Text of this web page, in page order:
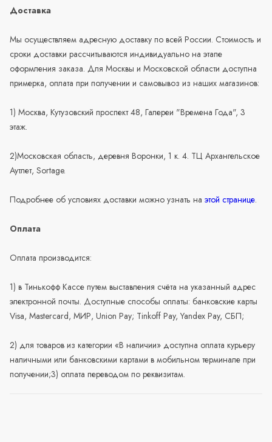
Доставка
Мы осуществляем адресную доставку по всей России. Стоимость и
сроки доставки рассчитываются индивидуально на этапе
оформления заказа. Для Москвы и Московской области доступна
примерка, оплата при получении и самовывоз из наших магазинов:
1) Москва, Кутузовский проспект 48, Галереи "Времена Года", 3
этаж.
2)Московская область, деревня Воронки, 1 к. 4. ТЦ Архангельское
Аутлет, Sortage.
Подробнее об условиях доставки можно узнать на этой странице.
Оплата
Оплата производится:
1) в Тинькофф Кассе путем выставления счёта на указанный адрес
электронной почты. Доступные способы оплаты: банковские карты
Visa, Mastercard, МИР, Union Pay; Tinkoff Pay, Yandex Pay, СБП;
2) для товаров из категории «В наличии» доступна оплата курьеру
наличными или банковскими картами в мобильном терминале при
получении;3) оплата переводом по реквизитам.